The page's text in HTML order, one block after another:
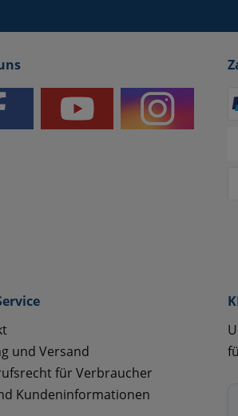
und Versand
für Verbraucher
Kundeninformationen